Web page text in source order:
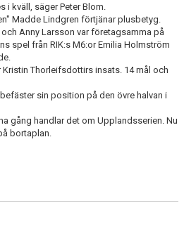
i kväll, säger Peter Blom.
Madde Lindgren förtjänar plusbetyg.
Anny Larsson var företagsamma på
spel från RIK:s M6:or Emilia Holmström
Thorleifsdottirs insats. 14 mål och
sin position på den övre halvan i
gång handlar det om Upplandsserien. Nu
bortaplan.